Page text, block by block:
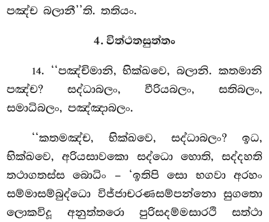
පඤ්ච බලානී’’ති. තතියං.
4. විත්ථතසුත්තං
14. ‘‘පඤ්චිමානි, භික්ඛවෙ, බලානි. කතමානි
පඤ්ච? සද්ධාබලං, වීරියබලං, සතිබලං,
සමාධිබලං, පඤ්ඤාබලං.
‘‘කතමඤ්ච, භික්ඛවෙ, සද්ධාබලං? ඉධ,
භික්ඛවෙ, අරියසාවකො සද්ධො හොති, සද්දහති
තථාගතස්ස බොධිං – ‘ඉතිපි සො භගවා අරහං
සම්මාසම්බුද්ධො විජ්ජාචරණසම්පන්නො සුගතො
ලොකවිදූ අනුත්තරො පුරිසදම්මසාරථි සත්ථා